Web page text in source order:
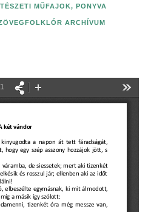
MŰFAJOK, PONYVA
ARCHÍVUM